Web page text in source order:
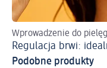
Wprowadzenie do
Regulacja brwi:
Podobne produkty